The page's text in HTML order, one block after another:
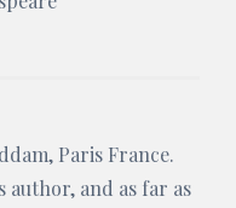
, Paris France.
author, and as far as